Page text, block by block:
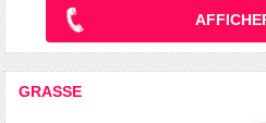
GRASSE